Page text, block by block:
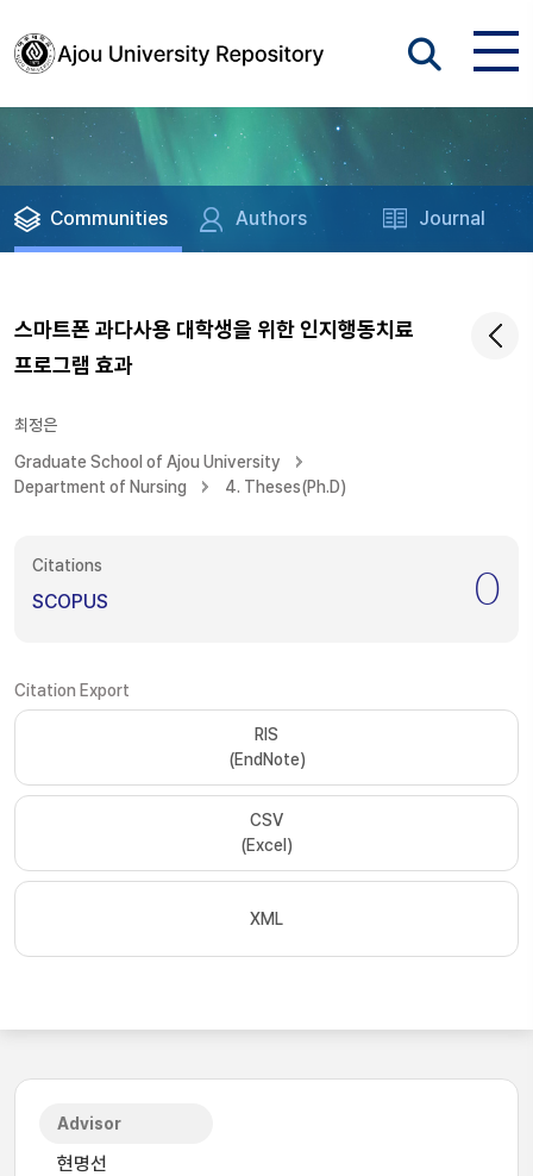
Communities Authors Journal
스마트폰 과다사용 대학생을 위한 인지행동치료
프로그램 효과
최정은
Graduate School of Ajou University
Department of Nursing
4. Theses(Ph.D)
Citations
SCOPUS 0
Citation Export
RIS
(EndNote)
CSV
(Excel)
XML
Advisor
현명선